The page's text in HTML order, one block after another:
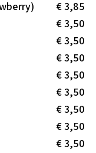
€ 3,85
€ 3,50
€ 3,50
€ 3,50
€ 3,50
€ 3,50
€ 3,50
€ 3,50
€ 3,50